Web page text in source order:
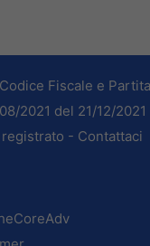
Fiscale e
2021 del 21/12/2021
- Contattaci